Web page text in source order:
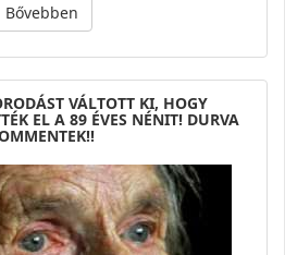
Bővebben
VÁLTOTT KI, HOGY
EL A 89 ÉVES NÉNIT! DURVA